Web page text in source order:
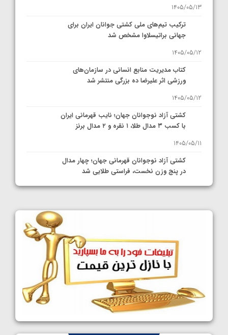
1405/05/13
ترکیب تیم‌های ملی کشتی جوانان ایران برای
جهانی براتیسلاوا مشخص شد
1405/05/12
کتاب مدیریت منابع انسانی در سازمان‌های
ورزشی اثر علیرضا ده بزرگی منتشر شد
1405/05/12
کشتی آزاد نوجوانان جهان؛ نایب قهرمانی ایران
با کسب ۳ مدال طلا، ۱ نقره و ۲ مدال برنز
1405/05/11
کشتی آزاد نوجوانان قهرمانی جهان؛ چهار مدال
در پنج وزن نخست، فراستی طلایی شد
1405/05/11
کشتی آزاد نوجوانان جهان؛ رقبای نمایندگان
ایران مشخص شدند
1405/05/08
کشتی فرنگی نوجوانان جهان؛ سکوی تیمی
سوم برای ایران
1405/05/07